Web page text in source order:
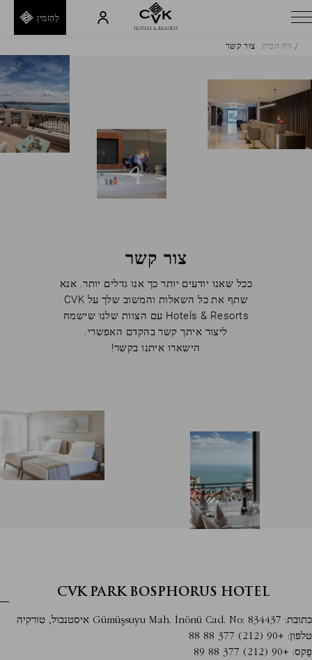
Tr
לְהַזמִין
לְאַמֵת
דף הבית צור קשר
צור קשר
ככל שאנו יודעים יותר כך אנו גדלים יותר. אנא
שתף את כל השאלות והמשוב שלך על CVK
Hotels & Resorts עם הצוות שלנו שישמח
ליצור איתך קשר בהקדם האפשרי.
הישארו איתנו בקשר!
CVK PARK BOSPHORUS HOTEL
כתובת: Gümüşsuyu Mah. İnönü Cad. No: 834437 איסטנבול, טורקיה
טלפון: +90 (212) 377 88 88
פַקס: +90 (212) 377 88 89